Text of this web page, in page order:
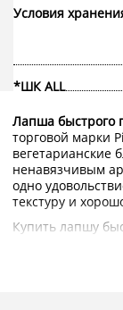
Условия
*ШК ALL
Лапша быстрого
торговой марки
вегетарианские
ненавязчивым
одно
текстуру и
Купить лапшу
интернет-